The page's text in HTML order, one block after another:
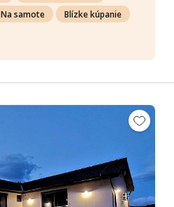
Na samote
Blízke kúpanie